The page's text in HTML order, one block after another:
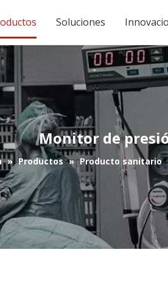
Soluciones
Monitor de
» Productos » Producto sanitario